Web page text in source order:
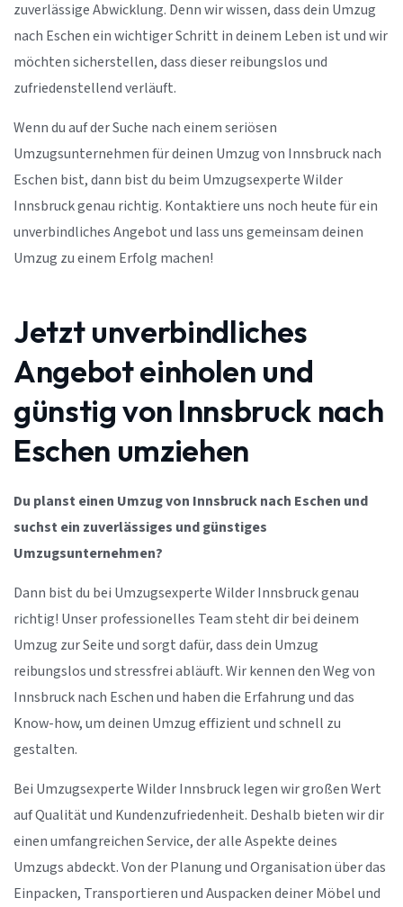
zuverlässige Abwicklung. Denn wir wissen, dass dein Umzug
nach Eschen ein wichtiger Schritt in deinem Leben ist und wir
möchten sicherstellen, dass dieser reibungslos und
zufriedenstellend verläuft.
Wenn du auf der Suche nach einem seriösen
Umzugsunternehmen für deinen Umzug von Innsbruck nach
Eschen bist, dann bist du beim Umzugsexperte Wilder
Innsbruck genau richtig. Kontaktiere uns noch heute für ein
unverbindliches Angebot und lass uns gemeinsam deinen
Umzug zu einem Erfolg machen!
Jetzt unverbindliches
Angebot einholen und
günstig von Innsbruck nach
Eschen umziehen
Du planst einen Umzug von Innsbruck nach Eschen und
suchst ein zuverlässiges und günstiges
Umzugsunternehmen?
Dann bist du bei Umzugsexperte Wilder Innsbruck genau
richtig! Unser professionelles Team steht dir bei deinem
Umzug zur Seite und sorgt dafür, dass dein Umzug
reibungslos und stressfrei abläuft. Wir kennen den Weg von
Innsbruck nach Eschen und haben die Erfahrung und das
Know-how, um deinen Umzug effizient und schnell zu
gestalten.
Bei Umzugsexperte Wilder Innsbruck legen wir großen Wert
auf Qualität und Kundenzufriedenheit. Deshalb bieten wir dir
einen umfangreichen Service, der alle Aspekte deines
Umzugs abdeckt. Von der Planung und Organisation über das
Einpacken, Transportieren und Auspacken deiner Möbel und